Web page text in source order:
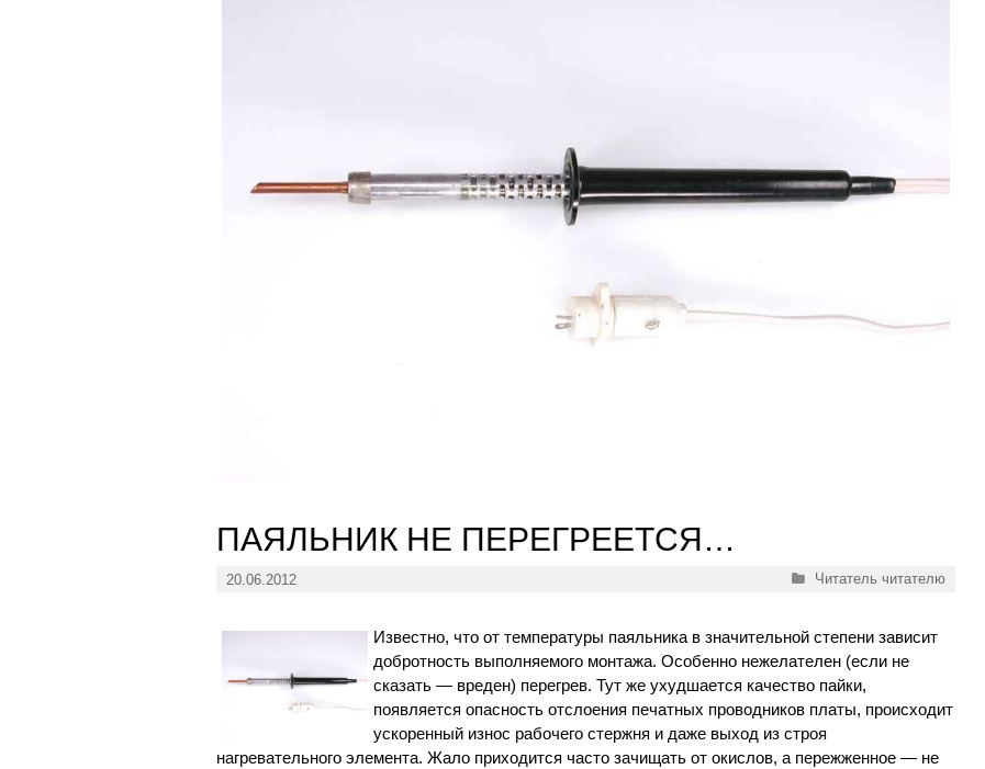
ПАЯЛЬНИК НЕ ПЕРЕГРЕЕТСЯ…
20.06.2012 Рубрики
Читатель читателю
Известно, что от температуры паяльника в значительной степени зависит
добротность выполняемого монтажа. Особенно нежелателен (если не
сказать — вреден) перегрев. Тут же ухудшается качество пайки,
появляется опасность отслоения печатных проводников платы, происходит
ускоренный износ рабочего стержня и даже выход из строя
нагревательного элемента. Жало приходится часто зачищать от окислов, а пережженное — не